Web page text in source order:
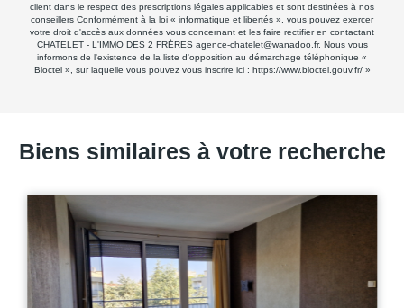
client dans le respect des prescriptions légales applicables et sont destinées à nos
conseillers Conformément à la loi « informatique et libertés », vous pouvez exercer
votre droit d'accès aux données vous concernant et les faire rectifier en contactant
CHATELET - L'IMMO DES 2 FRÈRES agence-chatelet@wanadoo.fr. Nous vous
informons de l'existence de la liste d'opposition au démarchage téléphonique «
Bloctel », sur laquelle vous pouvez vous inscrire ici : https://www.bloctel.gouv.fr/»
Biens similaires à votre recherche